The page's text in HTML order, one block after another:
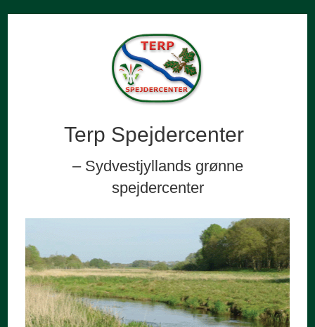
Terp Spejdercenter
– Sydvestjyllands grønne
spejdercenter